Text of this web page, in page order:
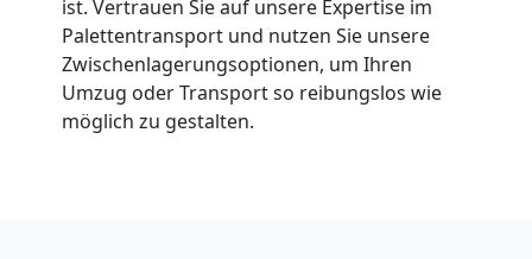
ist. Vertrauen Sie auf unsere Expertise im
Palettentransport und nutzen Sie unsere
Zwischenlagerungsoptionen, um Ihren
Umzug oder Transport so reibungslos wie
möglich zu gestalten.